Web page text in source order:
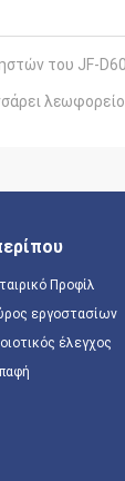
του JF-
Προφίλ
εργοστασίων
έλεγχος